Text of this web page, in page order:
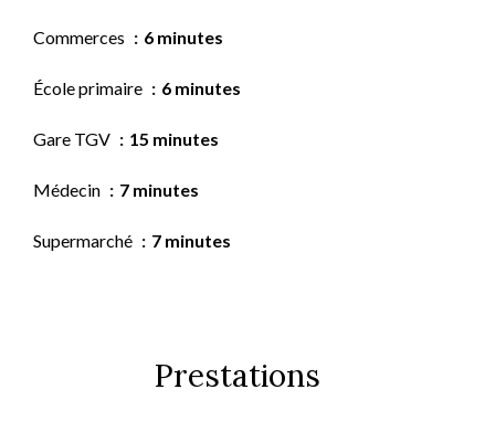
Commerces 6 minutes
École primaire 6 minutes
Gare TGV 15 minutes
Médecin 7 minutes
Supermarché 7 minutes
Prestations